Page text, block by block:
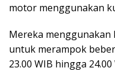
motor menggunakan
Mereka
untuk merampok
23.00 WIB hingga 24.00